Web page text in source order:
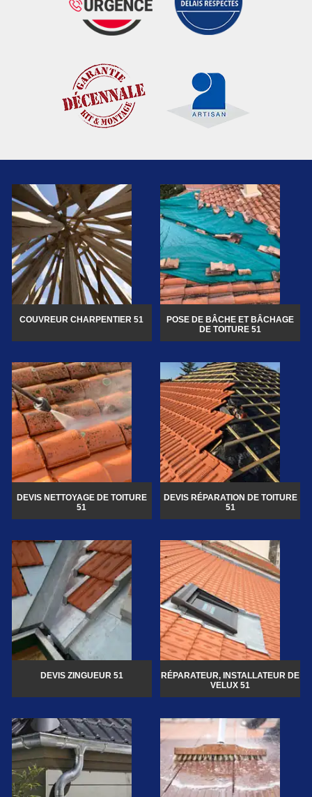
COUVREUR CHARPENTIER 51
POSE DE BÂCHE ET BÂCHAGE
DE TOITURE 51
DEVIS NETTOYAGE DE TOITURE
51
DEVIS RÉPARATION DE TOITURE
51
DEVIS ZINGUEUR 51
RÉPARATEUR, INSTALLATEUR DE
VELUX 51